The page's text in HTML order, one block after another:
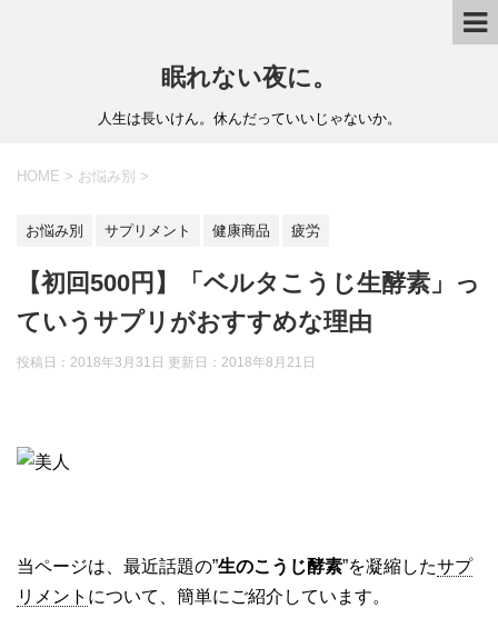
眠れない夜に。
人生は長いけん。休んだっていいじゃないか。
HOME > お悩み別 >
お悩み別 サプリメント 健康商品 疲労
【初回500円】「ベルタこうじ生酵素」っ
ていうサプリがおすすめな理由
投稿日：2018年3月31日 更新日： 2018年8月21日
当ページは、最近話題の”生のこうじ酵素”を凝縮したサプ
リメント について、簡単にご紹介しています。